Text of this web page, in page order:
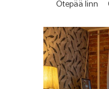
Otepää linn